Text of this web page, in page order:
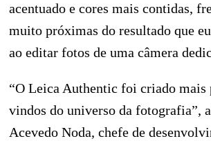
acentuado e cores mais contidas,
muito próximas do resultado que
ao editar fotos de uma câmera
“O Leica Authentic foi criado mais
vindos do universo da fotografia”,
Acevedo Noda, chefe de